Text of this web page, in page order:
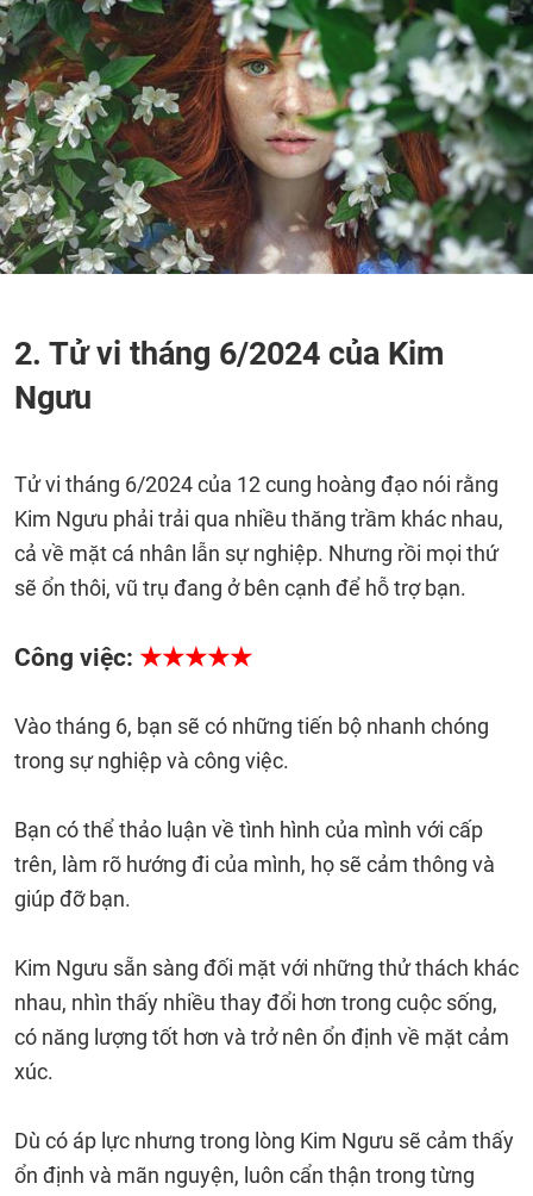
2. Tử vi tháng 6/2024 của Kim
Ngưu
Tử vi tháng 6/2024 của 12 cung hoàng đạo nói rằng
Kim Ngưu phải trải qua nhiều thăng trầm khác nhau,
cả về mặt cá nhân lẫn sự nghiệp. Nhưng rồi mọi thứ
sẽ ổn thôi, vũ trụ đang ở bên cạnh để hỗ trợ bạn.
Công việc: ★★★★★
Vào tháng 6, bạn sẽ có những tiến bộ nhanh chóng
trong sự nghiệp và công việc.
Bạn có thể thảo luận về tình hình của mình với cấp
trên, làm rõ hướng đi của mình, họ sẽ cảm thông và
giúp đỡ bạn.
Kim Ngưu sẵn sàng đối mặt với những thử thách khác
nhau, nhìn thấy nhiều thay đổi hơn trong cuộc sống,
có năng lượng tốt hơn và trở nên ổn định về mặt cảm
xúc.
Dù có áp lực nhưng trong lòng Kim Ngưu sẽ cảm thấy
ổn định và mãn nguyện, luôn cẩn thận trong từng